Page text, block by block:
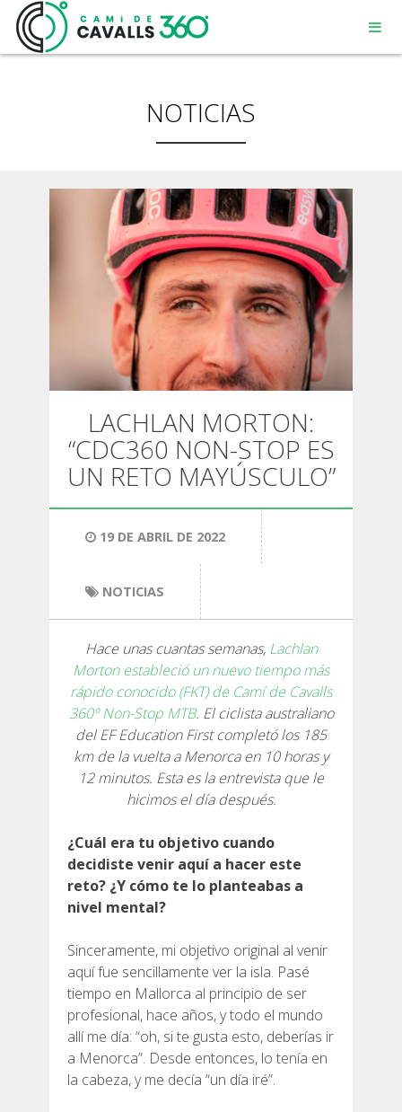
MENORCA
UN CAMINO CON HISTORIA
RECORRIDO DE 360º
SENDERISMO
13 ETAPAS
6 ETAPAS
SELECCIÓN DE ETAPAS
6 ETAPAS
5 ETAPAS
4 ETAPAS
3 ETAPAS
RUTA POR EL INTERIOR
NOTICIAS
LACHLAN MORTON:
“CDC360 NON-STOP ES
UN RETO MAYÚSCULO”
19 DE ABRIL DE 2022
NOTICIAS
Hace unas cuantas semanas, Lachlan
Morton estableció un nuevo tiempo más
rápido conocido (FKT) de Camí de Cavalls
360º Non-Stop MTB. El ciclista australiano
del EF Education First completó los 185
km de la vuelta a Menorca en 10 horas y
12 minutos. Esta es la entrevista que le
hicimos el día después.
¿Cuál era tu objetivo cuando
decidiste venir aquí a hacer este
reto? ¿Y cómo te lo planteabas a
nivel mental?
Sinceramente, mi objetivo original al venir
aquí fue sencillamente ver la isla. Pasé
tiempo en Mallorca al principio de ser
profesional, hace años, y todo el mundo
allí me día: “oh, si te gusta esto, deberías ir
a Menorca”. Desde entonces, lo tenía en
la cabeza, y me decía “un día iré”.